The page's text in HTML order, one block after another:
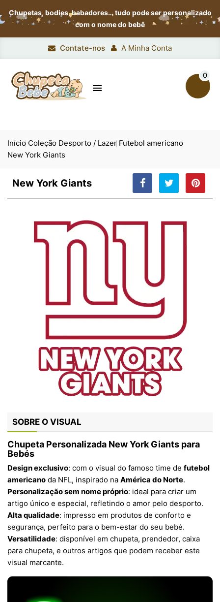
Chupetas, bodies, babadores…tudo pode ser personalizado
com o nome do bebê
Contate-nos A Minha Conta

0
Início Coleção Desporto / Lazer Futebol americano
New York Giants
New York Giants
SOBRE O VISUAL
Chupeta Personalizada New York Giants para
Bebés
Design exclusivo: com o visual do famoso time de futebol
americano da NFL, inspirado na América do Norte.
Personalização sem nome próprio: ideal para criar um
artigo único e especial, refletindo o amor pelo desporto.
Alta qualidade: impresso em produtos de conforto e
segurança, perfeito para o bem-estar do seu bebé.
Versatilidade: disponível em chupeta, prendedor, caixa
para chupeta, e outros artigos que podem receber este
visual marcante.